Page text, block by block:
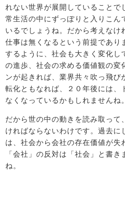
れない世界が展開していることで
常生活の中にずっぽりと入りこん
いるでしょうね。だから考えなけ
仕事は無くなるという前提であり
するように、社会も大きく変化し
の進歩、社会の求める価値観の変
ンが起きれば、業界共々吹っ飛び
転化ともなれば、２０年後には、
なくなっているかもしれませんね。
だから世の中の動きを読み取って
ければならないわけです。過去に
は、社会から会社の存在価値が
「会社」の反対は「社会」と書
ね。